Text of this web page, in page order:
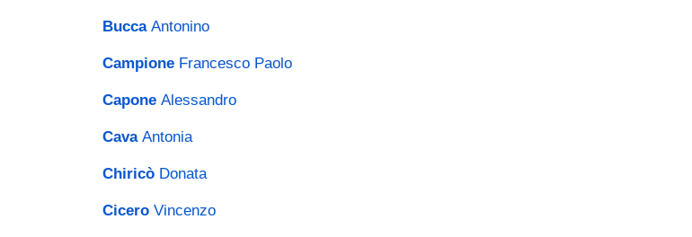
Bucca Antonino
Campione Francesco Paolo
Capone Alessandro
Cava Antonia
Chiricò Donata
Cicero Vincenzo